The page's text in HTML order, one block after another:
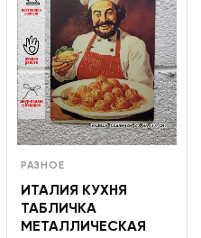
РАЗНОЕ
ИТАЛИЯ КУХНЯ
ТАБЛИЧКА
МЕТАЛЛИЧЕСКАЯ